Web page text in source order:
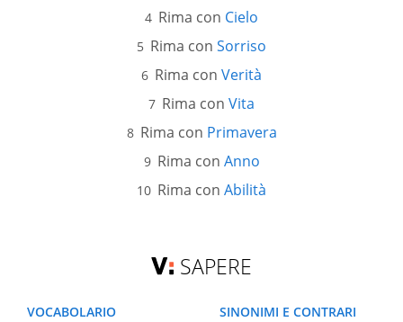
Rima con Cielo
Rima con Sorriso
Rima con Verità
Rima con Vita
Rima con Primavera
Rima con Anno
Rima con Abilità
SAPERE
VOCABOLARIO
SINONIMI E CONTRARI